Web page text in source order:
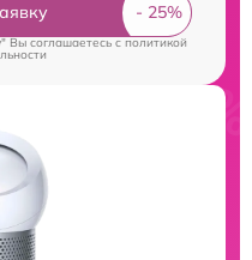
Вы соглашаетесь cполитикой